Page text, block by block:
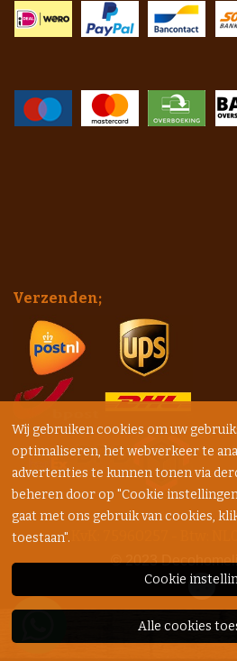
Verzenden;
© 2023
Wij gebruiken cookies om uw
optimaliseren, het webverkeer te
advertenties te kunnen tonen via
beheren door op "Cookie
gaat met ons gebruik van cookies,
toestaan".
Cookie
Alle cookies